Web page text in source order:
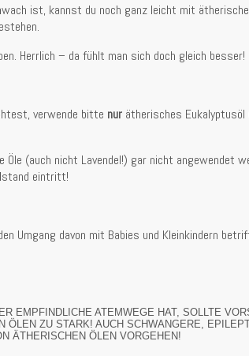
ist, kannst du noch ganz leicht mit
Herrlich – da fühlt man sich doch gleich besser!
verwende bitte nur ätherisches
(auch nicht Lavendel!) gar nicht
eintritt!
Umgang davon mit Babies und Kleinkindern
EMPFINDLICHE ATEMWEGE HAT, SOLLTE
ZU STARK! AUCH SCHWANGERE,
ÄTHERISCHEN ÖLEN VORGEHEN!